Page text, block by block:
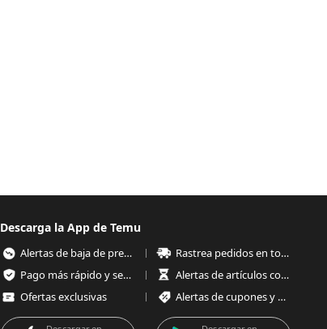
Descarga la App de Temu
Alertas de baja de precios
Rastrea pedidos en todo momento
Pago más rápido y seguro
Alertas de artículos con poco stock
Ofertas exclusivas
Alertas de cupones y ofertas